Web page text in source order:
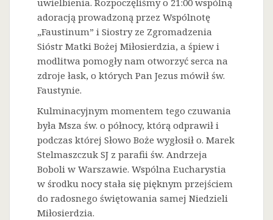
uwielbienia. Rozpoczęliśmy o 21:00 wspólną
adoracją prowadzoną przez Wspólnotę
„Faustinum” i Siostry ze Zgromadzenia
Sióstr Matki Bożej Miłosierdzia, a śpiew i
modlitwa pomogły nam otworzyć serca na
zdroje łask, o których Pan Jezus mówił św.
Faustynie.
Kulminacyjnym momentem tego czuwania
była Msza św. o północy, którą odprawił i
podczas której Słowo Boże wygłosił o. Marek
Stelmaszczuk SJ z parafii św. Andrzeja
Boboli w Warszawie. Wspólna Eucharystia
w środku nocy stała się pięknym przejściem
do radosnego świętowania samej Niedzieli
Miłosierdzia.